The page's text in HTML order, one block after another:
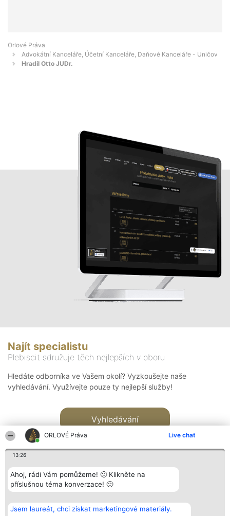
ORLOVÉ Práva Live chat
13:26
Ahoj, rádi Vám pomůžeme! 🙂 Klikněte na
příslušnou téma konverzace! 🙂
Jsem laureát, chci získat marketingové materiály.
Orlové Práva
Advokátní Kanceláře, Účetní Kanceláře, Daňové Kanceláře - Uničov
Hradil Otto JUDr.
Najít specialistu
Plebiscit sdružuje těch nejlepších v oboru
Hledáte odborníka ve Vašem okolí? Vyzkoušejte naše
vyhledávání. Využívejte pouze ty nejlepší služby!
Vyhledávání
Bright Side Solutions sp. z o.
o. sp. k.
Vítězové
Seznam všech
Kontakt